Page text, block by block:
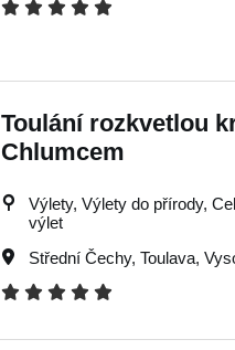
Toulání rozkvetlou
Chlumcem
Výlety, Výlety do přírody,
výlet
Střední Čechy, Toulava,